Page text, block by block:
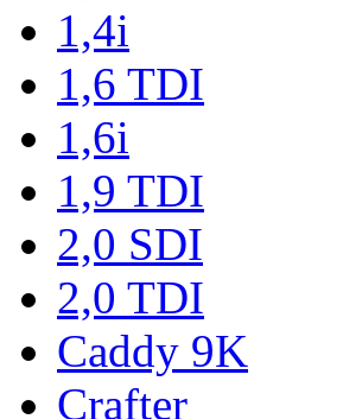
1,4i
1,6 TDI
1,6i
1,9 TDI
2,0 SDI
2,0 TDI
Caddy 9K
Crafter